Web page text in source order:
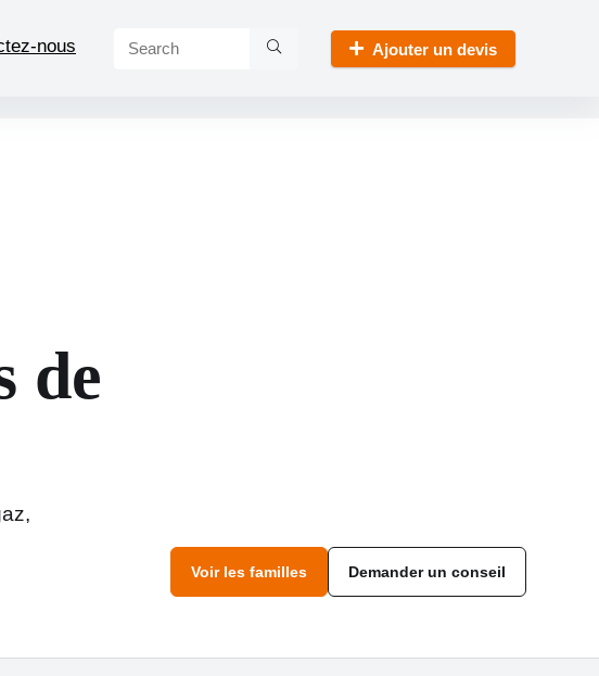
nous Ajouter un devis
de
Voir les familles Demander un conseil